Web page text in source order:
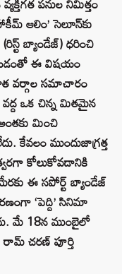
ఆలిం’ సెలూన్‌కు
బ్యాండేజ్) ధరించి
ఈ విషయం
వర్గాల సమాచారం
ఒక చిన్న మితమైన
మించి
కేవలం ముందుజాగ్రత్త
కోలుకోవడానికి
ఈ సపోర్ట్ బ్యాండేజ్
‘పెద్ది’ సినిమా
మే 18న ముంబైలో
చరణ్ పూర్తి